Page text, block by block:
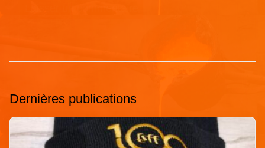
Dernières publications